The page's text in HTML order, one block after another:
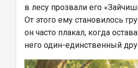
в лесу прозвали его
От этого ему становилось
он часто плакал, когда
него один-единственный